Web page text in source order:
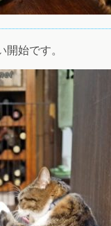
始です。